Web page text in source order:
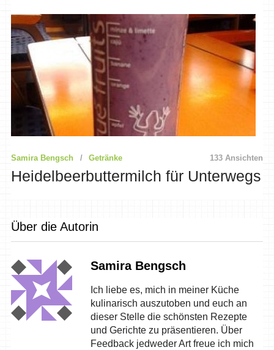
Samira Bengsch Getränke 133 Ansichten
Heidelbeerbuttermilch für Unterwegs
Über die Autorin
Samira Bengsch
Ich liebe es, mich in meiner Küche
kulinarisch auszutoben und euch an
dieser Stelle die schönsten Rezepte
und Gerichte zu präsentieren. Über
Feedback jedweder Art freue ich mich